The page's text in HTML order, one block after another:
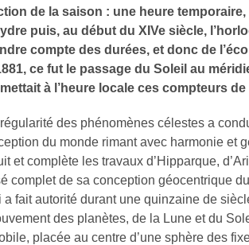
de la saison : une heure
puis, au début du XIVe siècle,
compte des durées, et donc de
ce fut le passage du Soleil au
à l’heure locale ces compteurs
des phénomènes célestes a
du monde rimant avec harmonie et
et complète les travaux d’Hipparque,
complet de sa conception géocentrique
a fait autorité durant une quinzaine de
des planètes, de la Lune et du
placée au centre d’une sphère des